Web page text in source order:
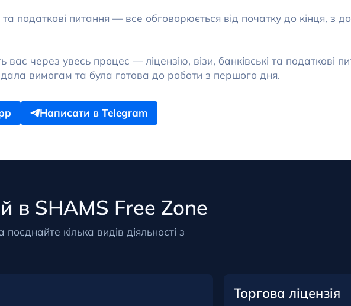
та податкові питання — все обговорюється від початку до кінця, з
вас через увесь процес — ліцензію, візи, банківські та податкові
вимогам та була готова до роботи з першого дня.
Написати в Telegram
в SHAMS Free Zone
кілька видів діяльності з
Торгова ліцензія